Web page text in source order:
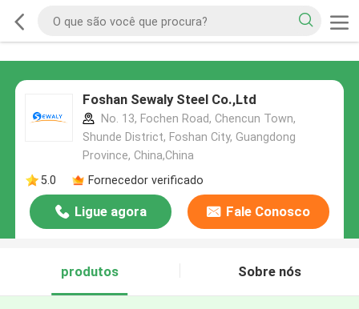
Foshan Sewaly Steel Co.,Ltd
No. 13, Fochen Road, Chencun Town,
Shunde District, Foshan City, Guangdong
Province, China,China
5.0
Fornecedor verificado
Ligue agora Fale Conosco
produtos Sobre nós